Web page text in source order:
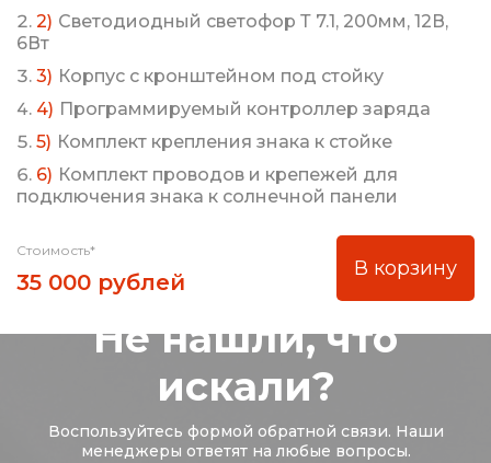
Светодиодный светофор Т 7.1, 200мм, 12В,
6Вт
Корпус с кронштейном под стойку
Программируемый контроллер заряда
Комплект крепления знака к стойке
Комплект проводов и крепежей для
подключения знака к солнечной панели
Стоимость*
35 000 рублей
В корзину
Не нашли, что
искали?
Воспользуйтесь формой обратной связи. Наши
менеджеры ответят на любые вопросы.